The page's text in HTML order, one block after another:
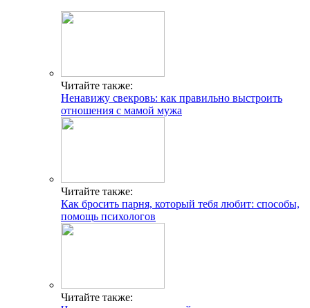
Читайте также:
Ненавижу свекровь: как правильно выстроить
отношения с мамой мужа
Читайте также:
Как бросить парня, который тебя любит: способы,
помощь психологов
Читайте также: